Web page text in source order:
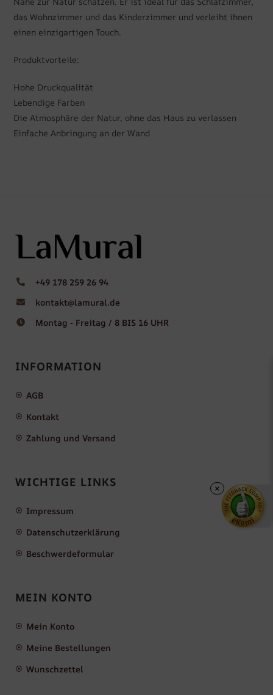
das Wohnzimmer und das Kinderzimmer und verleiht ihnen
einen einzigartigen Touch.
Produktvorteile:
Hohe Druckqualität
Lebendige Farben
Die Atmosphäre der Natur, ohne das Haus zu verlassen
Einfache Anbringung an der Wand
+49 178 259 26 94
kontakt@lamural.de
Montag - Freitag / 8 BIS 16 UHR
INFORMATION
AGB
Kontakt
Zahlung und Versand
WICHTIGE LINKS
Impressum
Datenschutzerklärung
Beschwerdeformular
MEIN KONTO
Mein Konto
Meine Bestellungen
Wunschzettel
×